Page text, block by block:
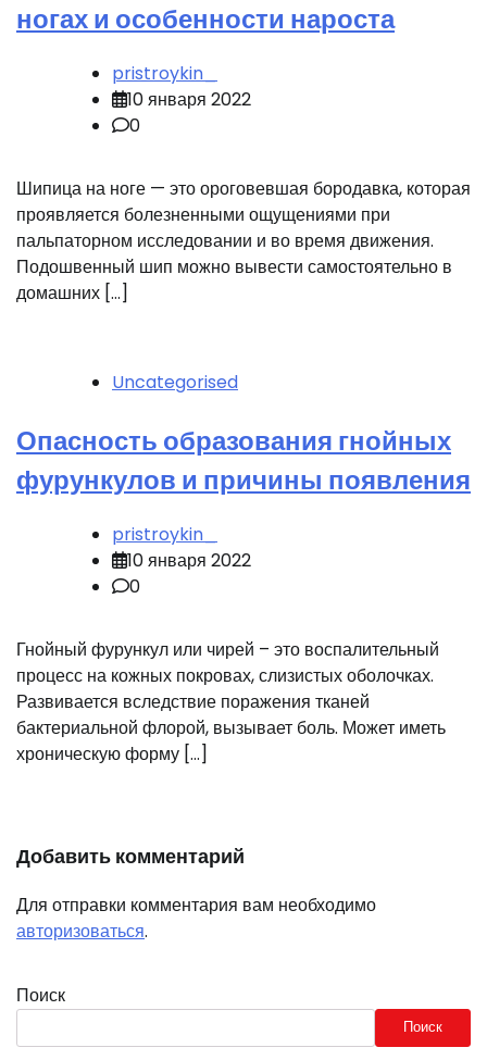
ногах и особенности нароста
pristroykin_
10 января 2022
0
Шипица на ноге — это ороговевшая бородавка, которая
проявляется болезненными ощущениями при
пальпаторном исследовании и во время движения.
Подошвенный шип можно вывести самостоятельно в
домашних […]
Uncategorised
Опасность образования гнойных
фурункулов и причины появления
pristroykin_
10 января 2022
0
Гнойный фурункул или чирей – это воспалительный
процесс на кожных покровах, слизистых оболочках.
Развивается вследствие поражения тканей
бактериальной флорой, вызывает боль. Может иметь
хроническую форму […]
Добавить комментарий
Для отправки комментария вам необходимо
авторизоваться.
Поиск
Поиск